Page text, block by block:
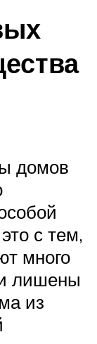
домов
с тем,
много
лишены
из